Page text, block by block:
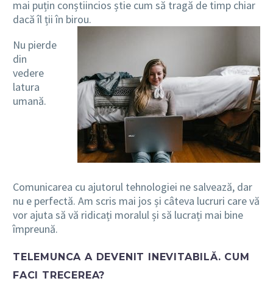
mai puțin conștiincios știe cum să tragă de timp chiar
dacă îl ții în birou.
Nu pierde
din
vedere
latura
umană.
Comunicarea cu ajutorul tehnologiei ne salvează, dar
nu e perfectă. Am scris mai jos și câteva lucruri care vă
vor ajuta să vă ridicați moralul și să lucrați mai bine
împreună.
TELEMUNCA A DEVENIT INEVITABILĂ. CUM
FACI TRECEREA?